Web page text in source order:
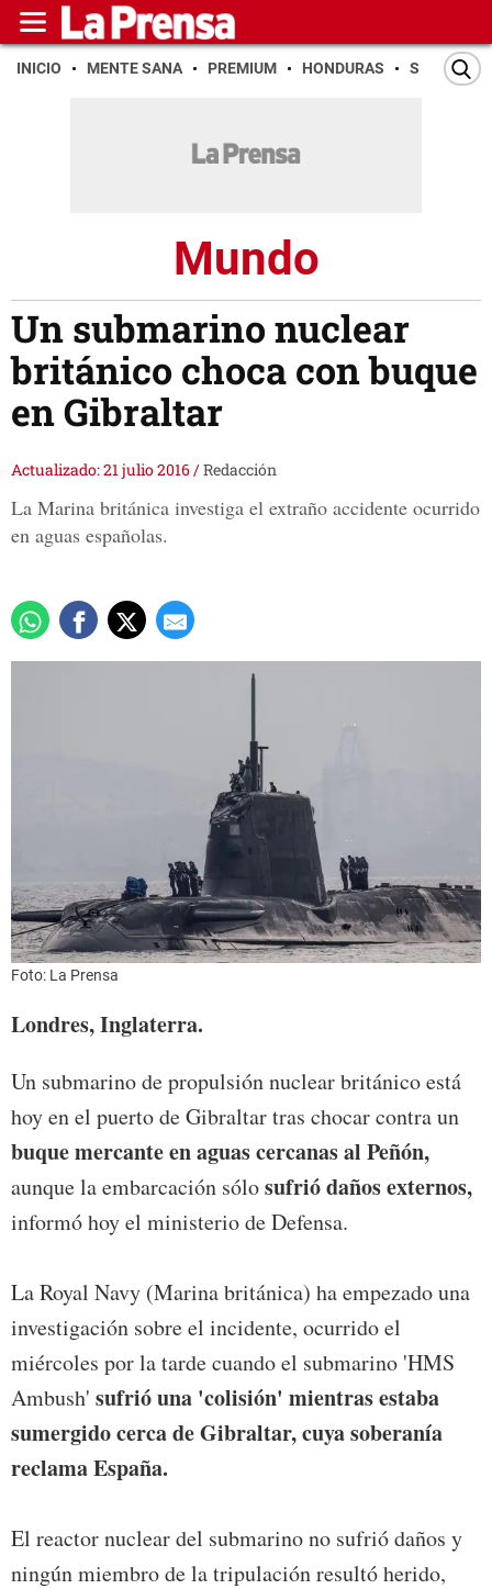
INICIO MENTE SANA PREMIUM HONDURAS SAN PEDRO
Mundo
Un submarino nuclear
británico choca con buque
en Gibraltar
Actualizado: 21 julio 2016/Redacción
La Marina británica investiga el extraño accidente ocurrido
en aguas españolas.
Foto: La Prensa
Londres, Inglaterra.
Un submarino de propulsión nuclear británico está
hoy en el puerto de Gibraltar tras chocar contra un
buque mercante en aguas cercanas al Peñón,
aunque la embarcación sólosufrió daños externos,
informó hoy el ministerio de Defensa.
La Royal Navy (Marina británica) ha empezado una
investigación sobre el incidente, ocurrido el
miércoles por la tarde cuando el submarino 'HMS
Ambush' sufrió una 'colisión' mientras estaba
sumergido cerca de Gibraltar, cuya soberanía
reclama España.
El reactor nuclear del submarino no sufrió daños y
ningún miembro de la tripulación resultó herido,